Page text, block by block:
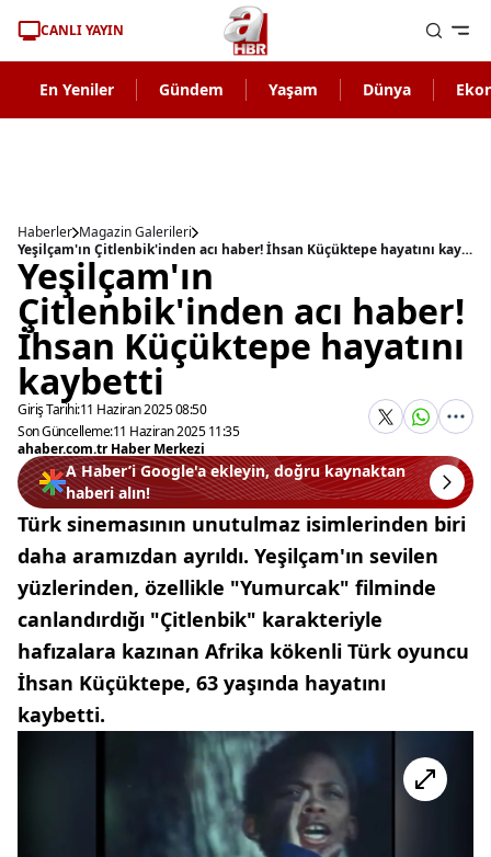
CANLI YAYIN
En Yeniler Gündem Yaşam Dünya
Haberler Magazin Galerileri
Yeşilçam'ın Çitlenbik'inden acı haber! İhsan Küçüktepe hayatını kaybetti
Yeşilçam'ın
Çitlenbik'inden acı haber!
İhsan Küçüktepe hayatını
kaybetti
Giriş Tarihi:11 Haziran 2025 08:50
Son Güncelleme:11 Haziran 2025 11:35
ahaber.com.tr Haber Merkezi
A Haber’i Google'a ekleyin, doğru kaynaktan
haberi alın!
Türk sinemasının unutulmaz isimlerinden biri
daha aramızdan ayrıldı. Yeşilçam'ın sevilen
yüzlerinden, özellikle "Yumurcak" filminde
canlandırdığı "Çitlenbik" karakteriyle
hafızalara kazınan Afrika kökenli Türk oyuncu
İhsan Küçüktepe, 63 yaşında hayatını
kaybetti.